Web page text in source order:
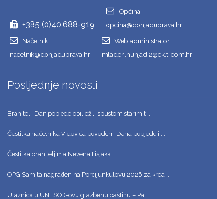
+385 (0)40 688-919
Općina
opcina@donjadubrava.hr
Načelnik
nacelnik@donjadubrava.hr
Web administrator
mladen.hunjadi2@ck.t-com.hr
Posljednje novosti
Branitelji Dan pobjede obilježili spustom starim t ...
Čestitka načelnika Vidovića povodom Dana pobjede i ...
Čestitka braniteljima Nevena Lisjaka
OPG Samita nagrađen na Porcijunkulovu 2026 za krea ...
Ulaznica u UNESCO-ovu glazbenu baštinu – Pal ...